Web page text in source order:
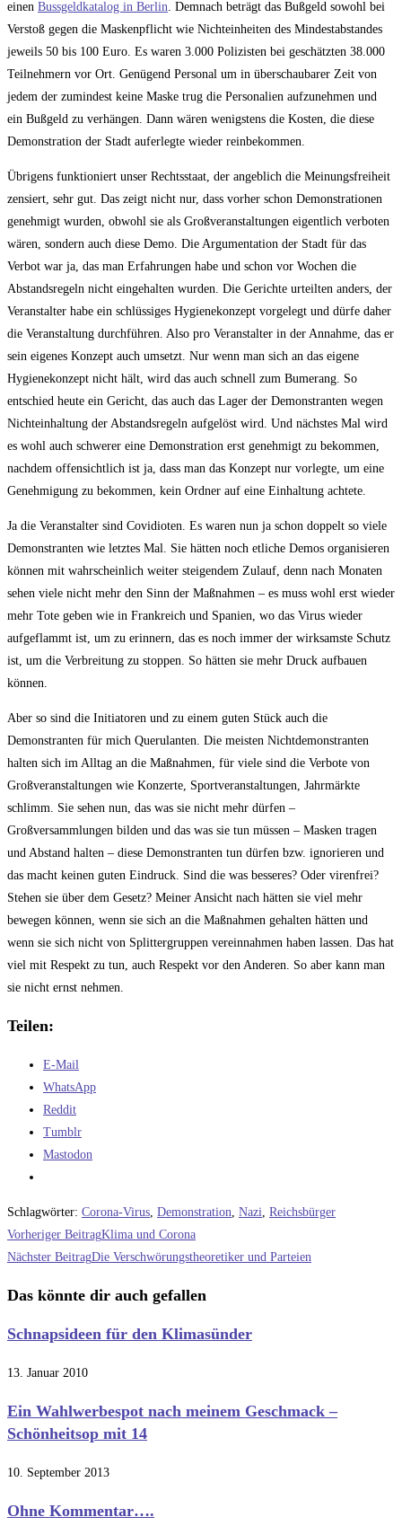
einen Bussgeldkatalog in Berlin . Demnach beträgt das Bußgeld sowohl bei
Verstoß gegen die Maskenpflicht wie Nichteinheiten des Mindestabstandes
jeweils 50 bis 100 Euro. Es waren 3.000 Polizisten bei geschätzten 38.000
Teilnehmern vor Ort. Genügend Personal um in überschaubarer Zeit von
jedem der zumindest keine Maske trug die Personalien aufzunehmen und
ein Bußgeld zu verhängen. Dann wären wenigstens die Kosten, die diese
Demonstration der Stadt auferlegte wieder reinbekommen.
Übrigens funktioniert unser Rechtsstaat, der angeblich die Meinungsfreiheit
zensiert, sehr gut. Das zeigt nicht nur, dass vorher schon Demonstrationen
genehmigt wurden, obwohl sie als Großveranstaltungen eigentlich verboten
wären, sondern auch diese Demo. Die Argumentation der Stadt für das
Verbot war ja, das man Erfahrungen habe und schon vor Wochen die
Abstandsregeln nicht eingehalten wurden. Die Gerichte urteilten anders, der
Veranstalter habe ein schlüssiges Hygienekonzept vorgelegt und dürfe daher
die Veranstaltung durchführen. Also pro Veranstalter in der Annahme, das er
sein eigenes Konzept auch umsetzt. Nur wenn man sich an das eigene
Hygienekonzept nicht hält, wird das auch schnell zum Bumerang. So
entschied heute ein Gericht, das auch das Lager der Demonstranten wegen
Nichteinhaltung der Abstandsregeln aufgelöst wird. Und nächstes Mal wird
es wohl auch schwerer eine Demonstration erst genehmigt zu bekommen,
nachdem offensichtlich ist ja, dass man das Konzept nur vorlegte, um eine
Genehmigung zu bekommen, kein Ordner auf eine Einhaltung achtete.
Ja die Veranstalter sind Covidioten. Es waren nun ja schon doppelt so viele
Demonstranten wie letztes Mal. Sie hätten noch etliche Demos organisieren
können mit wahrscheinlich weiter steigendem Zulauf, denn nach Monaten
sehen viele nicht mehr den Sinn der Maßnahmen – es muss wohl erst wieder
mehr Tote geben wie in Frankreich und Spanien, wo das Virus wieder
aufgeflammt ist, um zu erinnern, das es noch immer der wirksamste Schutz
ist, um die Verbreitung zu stoppen. So hätten sie mehr Druck aufbauen
können.
Aber so sind die Initiatoren und zu einem guten Stück auch die
Demonstranten für mich Querulanten. Die meisten Nichtdemonstranten
halten sich im Alltag an die Maßnahmen, für viele sind die Verbote von
Großveranstaltungen wie Konzerte, Sportveranstaltungen, Jahrmärkte
schlimm. Sie sehen nun, das was sie nicht mehr dürfen –
Großversammlungen bilden und das was sie tun müssen – Masken tragen
und Abstand halten – diese Demonstranten tun dürfen bzw. ignorieren und
das macht keinen guten Eindruck. Sind die was besseres? Oder virenfrei?
Stehen sie über dem Gesetz? Meiner Ansicht nach hätten sie viel mehr
bewegen können, wenn sie sich an die Maßnahmen gehalten hätten und
wenn sie sich nicht von Splittergruppen vereinnahmen haben lassen. Das hat
viel mit Respekt zu tun, auch Respekt vor den Anderen. So aber kann man
sie nicht ernst nehmen.
Teilen:
E-Mail
WhatsApp
Reddit
Tumblr
Mastodon
Schlagwörter: Corona-Virus Demonstration Nazi Reichsbürger
Weitere
Artikel
ansehen
Vorheriger BeitragKlima und Corona
Nächster BeitragDie Verschwörungstheoretiker und Parteien
Das könnte dir auch gefallen
Schnapsideen für den Klimasünder
13. Januar 2010
Ein Wahlwerbespot nach meinem Geschmack –
Schönheitsop mit 14
10. September 2013
Ohne Kommentar….